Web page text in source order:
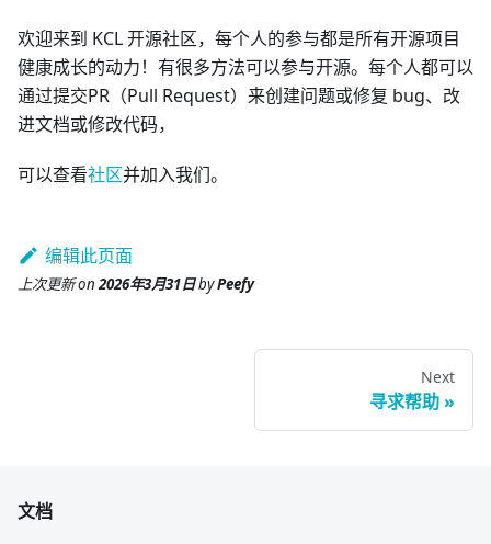
欢迎来到 KCL 开源社区，每个人的参与都是所有开源项目
健康成长的动力！有很多方法可以参与开源。每个人都可以
通过提交PR（Pull Request）来创建问题或修复 bug、改
进文档或修改代码，
可以查看社区并加入我们。
编辑此页面
上次更新on2026年3月31日byPeefy
Next
寻求帮助
文档